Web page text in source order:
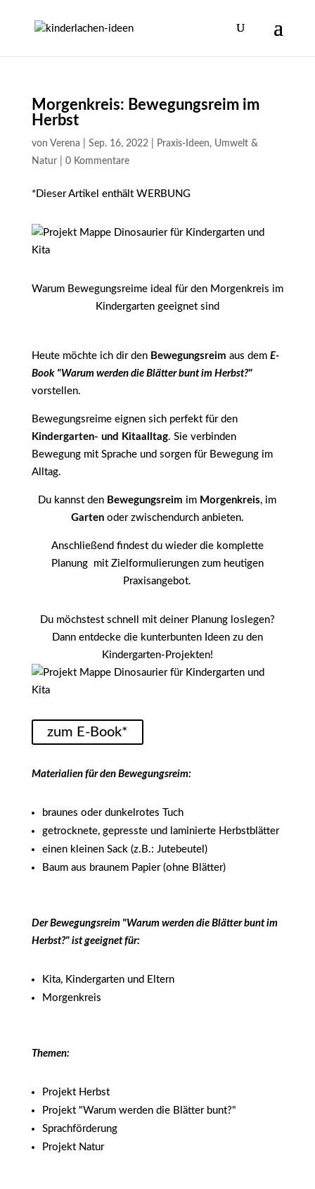
Morgenkreis: Bewegungsreim im
Herbst
von Verena Sep. 16, 2022| Praxis-Ideen, Umwelt &
Natur| 0 Kommentare
*Dieser Artikel enthält WERBUNG
Warum Bewegungsreime ideal für den Morgenkreis im
Kindergarten geeignet sind
Heute möchte ich dir den Bewegungsreim aus dem E-
Book "Warum werden die Blätter bunt im Herbst?"
vorstellen.
Bewegungsreime eignen sich perfekt für den
Kindergarten- und Kitaalltag. Sie verbinden
Bewegung mit Sprache und sorgen für Bewegung im
Alltag.
Du kannst den Bewegungsreim im Morgenkreis, im
Gartenoder zwischendurch anbieten.
Anschließend findest du wieder die komplette
Planung mit Zielformulierungen zum heutigen
Praxisangebot.
Du möchstest schnell mit deiner Planung loslegen?
Dann entdecke die kunterbunten Ideen zu den
Kindergarten-Projekten!
zum E-Book*
Materialien für den Bewegungsreim:
braunes oder dunkelrotes Tuch
getrocknete, gepresste und laminierte Herbstblätter
einen kleinen Sack (z.B.: Jutebeutel)
Baum aus braunem Papier (ohne Blätter)
Der Bewegungsreim "Warum werden die Blätter bunt im
Herbst?" ist geeignet für:
Kita, Kindergarten und Eltern
Morgenkreis
Themen:
Projekt Herbst
Projekt "Warum werden die Blätter bunt?"
Sprachförderung
Projekt Natur